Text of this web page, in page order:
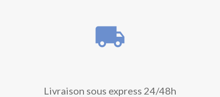
local_shipping
Livraison sous express 24/48h